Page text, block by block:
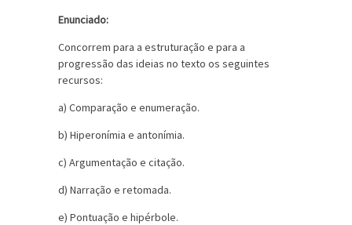
Enunciado:
Concorrem para a estruturação e para a
progressão das ideias no texto os seguintes
recursos:
a) Comparação e enumeração.
b) Hiperonímia e antonímia.
c) Argumentação e citação.
d) Narração e retomada.
e) Pontuação e hipérbole.